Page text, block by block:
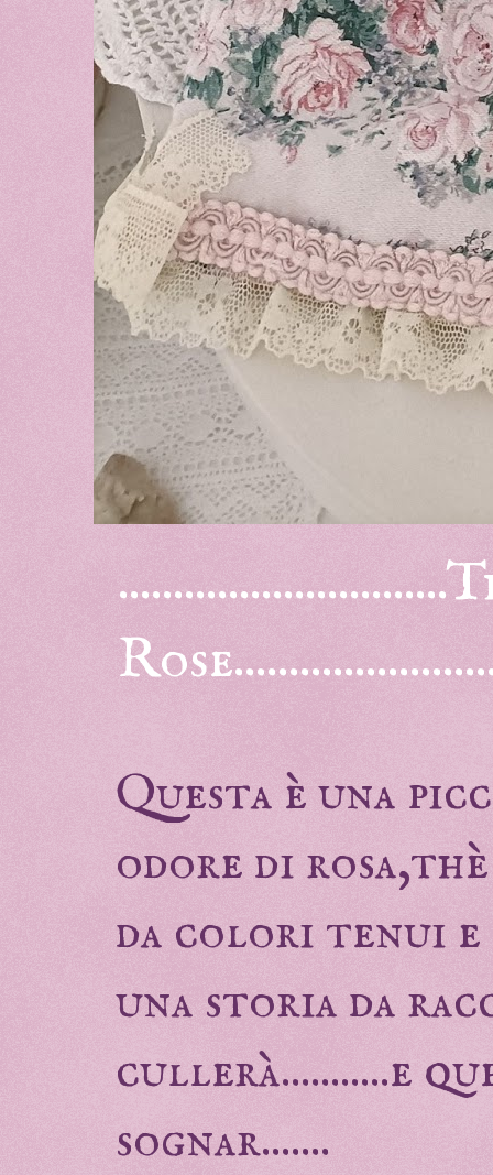
Questa è una
odore di
da colori tenui
una storia da
cullerà...........e
sognar.......